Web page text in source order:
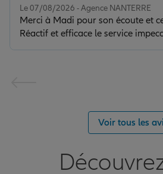
Le 07/08/2026 - Agence NANTERRE
Merci à Madi pour son écoute et
Réactif et efficace le service
Voir tous les